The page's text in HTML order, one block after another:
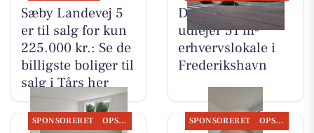
Sæby Landevej 5
er til salg for kun
225.000 kr.: Se de
billigste boliger til
salg i Tårs her
DanSeb ApS
udlejer 51 m²
erhvervslokale i
Frederikshavn
SPONSORERET OPSLAGSTAVLEN SPONSORERET OPSLAGSTAVLEN